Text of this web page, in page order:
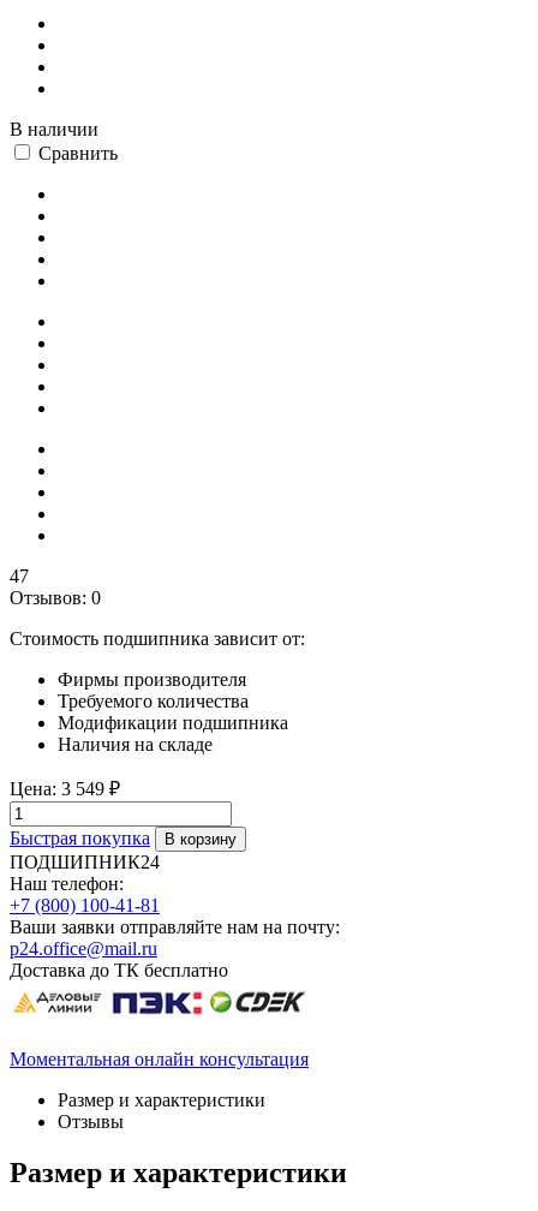
В наличии
Сравнить
47
Отзывов: 0
Стоимость подшипника зависит от:
Фирмы производителя
Требуемого количества
Модификации подшипника
Наличия на складе
Цена: 3 549 ₽
Быстрая покупка
ПОДШИПНИК24
Наш телефон:
+7 (800) 100-41-81
Ваши заявки отправляйте нам на почту:
p24.office@mail.ru
Доставка до ТК бесплатно
Моментальная онлайн консультация
Размер и характеристики
Отзывы
Размер и характеристики